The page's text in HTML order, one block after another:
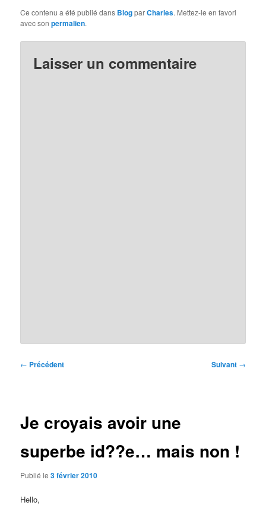
Ce contenu a été publié dans BlogparCharles. Mettez-le en favori
avec sonpermalien.
Laisser un commentaire
Navigation
← Précédent Suivant →
Je croyais avoir une
superbe id??e… mais non !
Publié le3 février 2010
Hello,